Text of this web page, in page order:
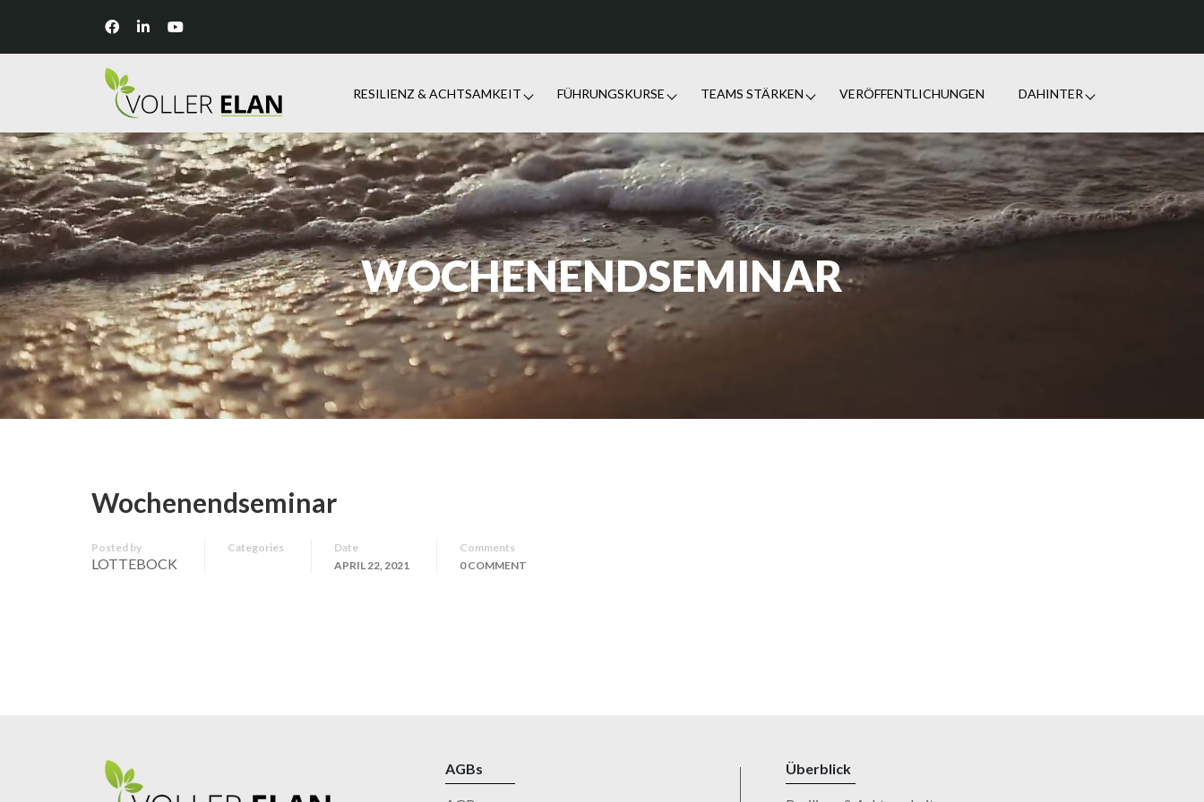
RESILIENZ & ACHTSAMKEIT FÜHRUNGSKURSE TEAMS STÄRKEN VERÖFFENTLICHUNGEN DAHINTER
WOCHENENDSEMINAR
Wochenendseminar
Posted by
LOTTEBOCK
Categories
Date
APRIL 22, 2021
Comments
0 COMMENT
AGBs Überblick